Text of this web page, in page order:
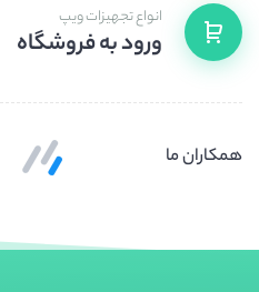
انواع تجهیزات ویپ
ورود به فروشگاه
همکاران ما